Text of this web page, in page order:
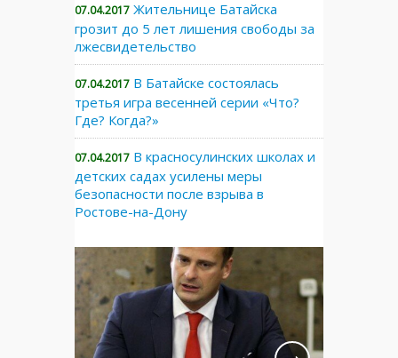
07.04.2017 Жительнице Батайска
грозит до 5 лет лишения свободы за
лжесвидетельство
07.04.2017 В Батайске состоялась
третья игра весенней серии «Что?
Где? Когда?»
07.04.2017 В красносулинских школах и
детских садах усилены меры
безопасности после взрыва в
Ростове-на-Дону